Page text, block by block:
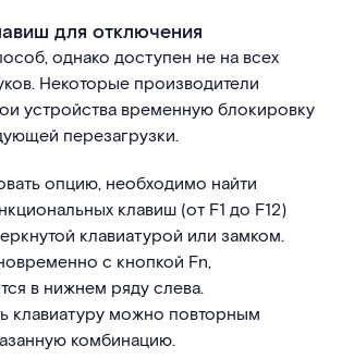
для отключения
однако доступен не на всех
Некоторые производители
устройства временную блокировку
перезагрузки.
опцию, необходимо найти
клавиш (от F1 до F12)
клавиатурой или замком.
с кнопкой Fn,
в нижнем ряду слева.
клавиатуру можно повторным
комбинацию.